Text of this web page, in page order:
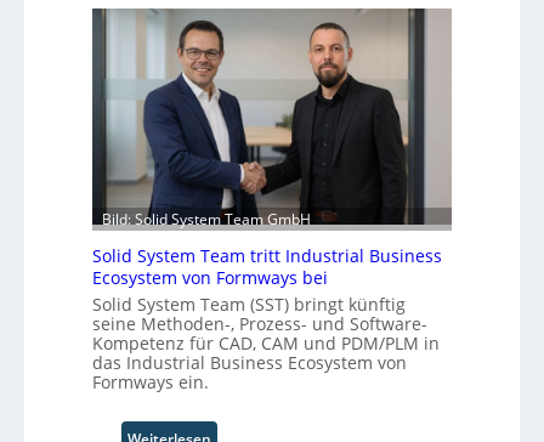
i
v
e
r
s
a
l
A
u
t
m
a
t
i
o
O
Bild: Solid System Team GmbH
Solid System Team tritt Industrial Business
Ecosystem von Formways bei
Solid System Team (SST) bringt künftig
seine Methoden-, Prozess- und Software-
Kompetenz für CAD, CAM und PDM/PLM in
das Industrial Business Ecosystem von
Formways ein.
: